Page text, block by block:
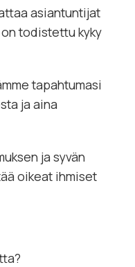
asiantuntijat
todistettu kyky
tapahtumasi
ja aina
ja syvän
oikeat ihmiset